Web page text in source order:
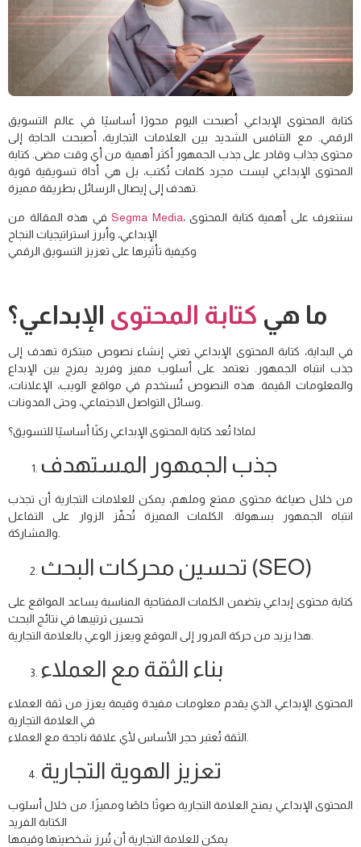
كتابة المحتوى الإبداعي أصبحت اليوم محورًا أساسيًا في عالم التسويق
الرقمي. مع التنافس الشديد بين العلامات التجارية، أصبحت الحاجة إلى
محتوى جذاب وقادر على جذب الجمهور أكثر أهمية من أي وقت مضى. كتابة
المحتوى الإبداعي ليست مجرد كلمات تُكتب، بل هي أداة تسويقية قوية
تهدف إلى إيصال الرسائل بطريقة مميزة.
Segma Media، سنتعرف على أهمية كتابة المحتوى
الإبداعي، وأبرز استراتيجيات النجاح
وكيفية تأثيرها على تعزيز التسويق الرقمي
ما هي كتابة المحتوى الإبداعي؟
في البداية، كتابة المحتوى الإبداعي تعني إنشاء نصوص مبتكرة تهدف إلى
جذب انتباه الجمهور. تعتمد على أسلوب مميز وفريد يمزج بين الإبداع
والمعلومات القيمة. هذه النصوص تُستخدم في مواقع الويب، الإعلانات،
وسائل التواصل الاجتماعي، وحتى المدونات.
لماذا تُعد كتابة المحتوى الإبداعي ركنًا أساسيًا للتسويق؟
جذب الجمهور المستهدف
من خلال صياغة محتوى ممتع وملهم، يمكن للعلامات التجارية أن تجذب
انتباه الجمهور بسهولة. الكلمات المميزة تُحفّز الزوار على التفاعل
والمشاركة.
تحسين محركات البحث (SEO)
كتابة محتوى إبداعي يتضمن الكلمات المفتاحية المناسبة يساعد المواقع على
تحسين ترتيبها في نتائج البحث
بناء الثقة مع العملاء
المحتوى الإبداعي الذي يقدم معلومات مفيدة وقيمة يعزز من ثقة العملاء
في العلامة التجارية
تعزيز الهوية التجارية
المحتوى الإبداعي يمنح العلامة التجارية صوتًا خاصًا ومميزًا. من خلال أسلوب
الكتابة الفريد
يمكن للعلامة التجارية أن تُبرز شخصيتها وقيمها